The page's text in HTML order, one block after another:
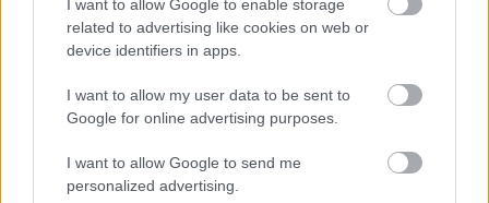
I want to allow Google to enable storage
related to advertising like cookies on web or
device identifiers in apps.
I want to allow my user data to be sent to
Google for online advertising purposes.
I want to allow Google to send me
personalized advertising.
A malajziai fagylalt összetevői egy kicsit
meglepőek lehetnek azok számára, akik például